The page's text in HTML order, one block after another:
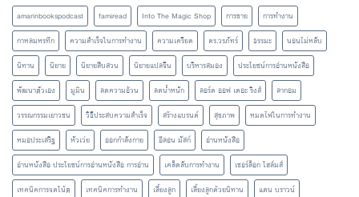
amarinbookspodcast famiread Into The Magic Shop การขาย
การทำงาน
กาหลมหรทึก
ความสำเร็จในการทำงาน ความเครียด ดร.วรภัทร์ ธรรมะ
นอนไม่หลับ
นิทาน
นิยาย นิยายสืบสวน นิยายแปลจีน บริหารสมอง
ประโยชน์การอ่านหนังสือ
พัฒนาตัวเอง
มูมิน ลดความอ้วน ลดน้ำหนัก ลอร์ด ออฟ เดอะ ริงส์
ลากอม
วรรณกรรมเยาวชน
วิธีประสบความสำเร็จ สร้างแบรนด์ สุขภาพ
หมดไฟในการทำงาน
หมอประเสริฐ
หัวเว่ย ออกกำลังกาย อีลอน มัสก์
อ่านหนังสือ
อ่านหนังสือ ประโยชน์การอ่านหนังสือ การอ่าน
เคล็ดลับการทำงาน
เชอร์ล็อก โฮล์มส์
เทคนิคการจดโน้ต
เทคนิคการทำงาน เลี้ยงลูก เลี้ยงลูกด้วยนิทาน
แดน บราวน์